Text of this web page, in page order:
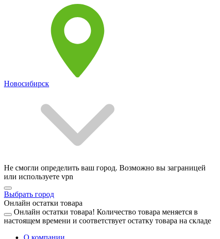
Новосибирск
Не смогли определить ваш город. Возможно вы заграницей
или используете vpn
Выбрать город
Онлайн остатки товара
Онлайн остатки товара! Количество товара меняется в
настоящем времени и соответствует остатку товара на складе
О компании